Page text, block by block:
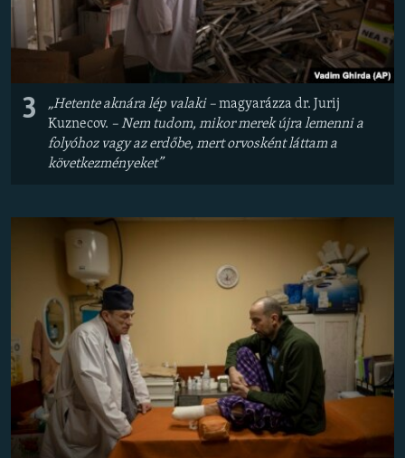
3 „Hetente aknára lép valaki –magyarázza dr. Jurij
Kuznecov. – Nem tudom, mikor merek újra lemenni a
folyóhoz vagy az erdőbe, mert orvosként láttam a
következményeket”